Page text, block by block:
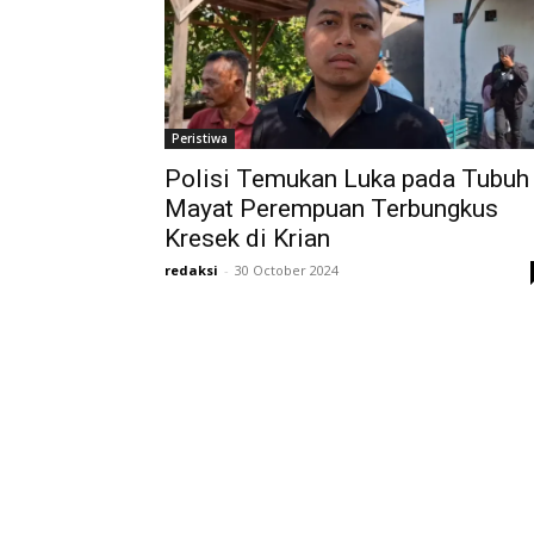
Peristiwa
Polisi Temukan Luka pada Tubuh
Mayat Perempuan Terbungkus
Kresek di Krian
redaksi - 30 October 2024